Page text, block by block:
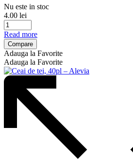
Nu este in stoc
4.00 lei
Read more
Compare
Adauga la Favorite
Adauga la Favorite